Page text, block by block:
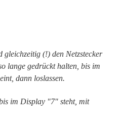
(!) den Netzstecker
lange gedrückt halten, bis im
dann loslassen.
im Display "7" steht, mit